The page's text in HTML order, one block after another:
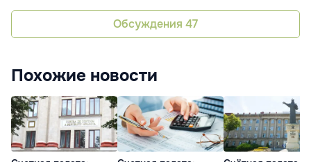
Обсуждения 47
Похожие новости